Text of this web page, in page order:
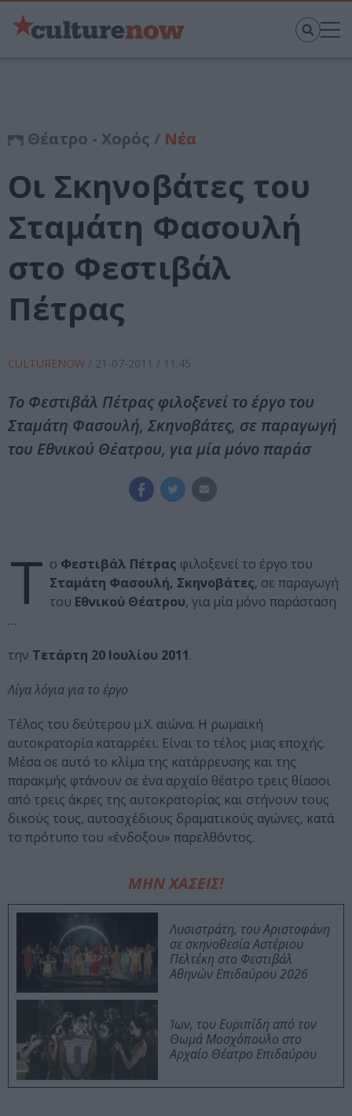
Θέατρο - Χορός / Νέα
Οι Σκηνοβάτες του
Σταμάτη Φασουλή
στο Φεστιβάλ
Πέτρας
CULTURENOW / 21-07-2011 / 11:45
Το Φεστιβάλ Πέτρας φιλοξενεί το έργο του
Σταμάτη Φασουλή, Σκηνοβάτες, σε παραγωγή
του Εθνικού Θέατρου, για μία μόνο παράσ
Τ ο Φεστιβάλ Πέτρας φιλοξενεί το έργο του
Σταμάτη Φασουλή, Σκηνοβάτες, σε παραγωγή
του Εθνικού Θέατρου, για μία μόνο παράσταση
…
την Τετάρτη 20 Ιουλίου 2011.
Λίγα λόγια για το έργο
Τέλος του δεύτερου μ.Χ. αιώνα. Η ρωμαϊκή
αυτοκρατορία καταρρέει. Είναι το τέλος μιας εποχής.
Μέσα σε αυτό το κλίμα της κατάρρευσης και της
παρακμής φτάνουν σε ένα αρχαίο θέατρο τρεις θίασοι
από τρεις άκρες της αυτοκρατορίας και στήνουν τους
δικούς τους, αυτοσχέδιους δραματικούς αγώνες, κατά
το πρότυπο του «ένδοξου» παρελθόντος.
ΜΗΝ ΧΑΣΕΙΣ!
Λυσιστράτη, του Αριστοφάνη
σε σκηνοθεσία Αστέριου
Πελτέκη στο Φεστιβάλ
Αθηνών Επιδαύρου 2026
Ίων, του Ευριπίδη από τον
Θωμά Μοσχόπουλο στο
Αρχαίο Θέατρο Επιδαύρου